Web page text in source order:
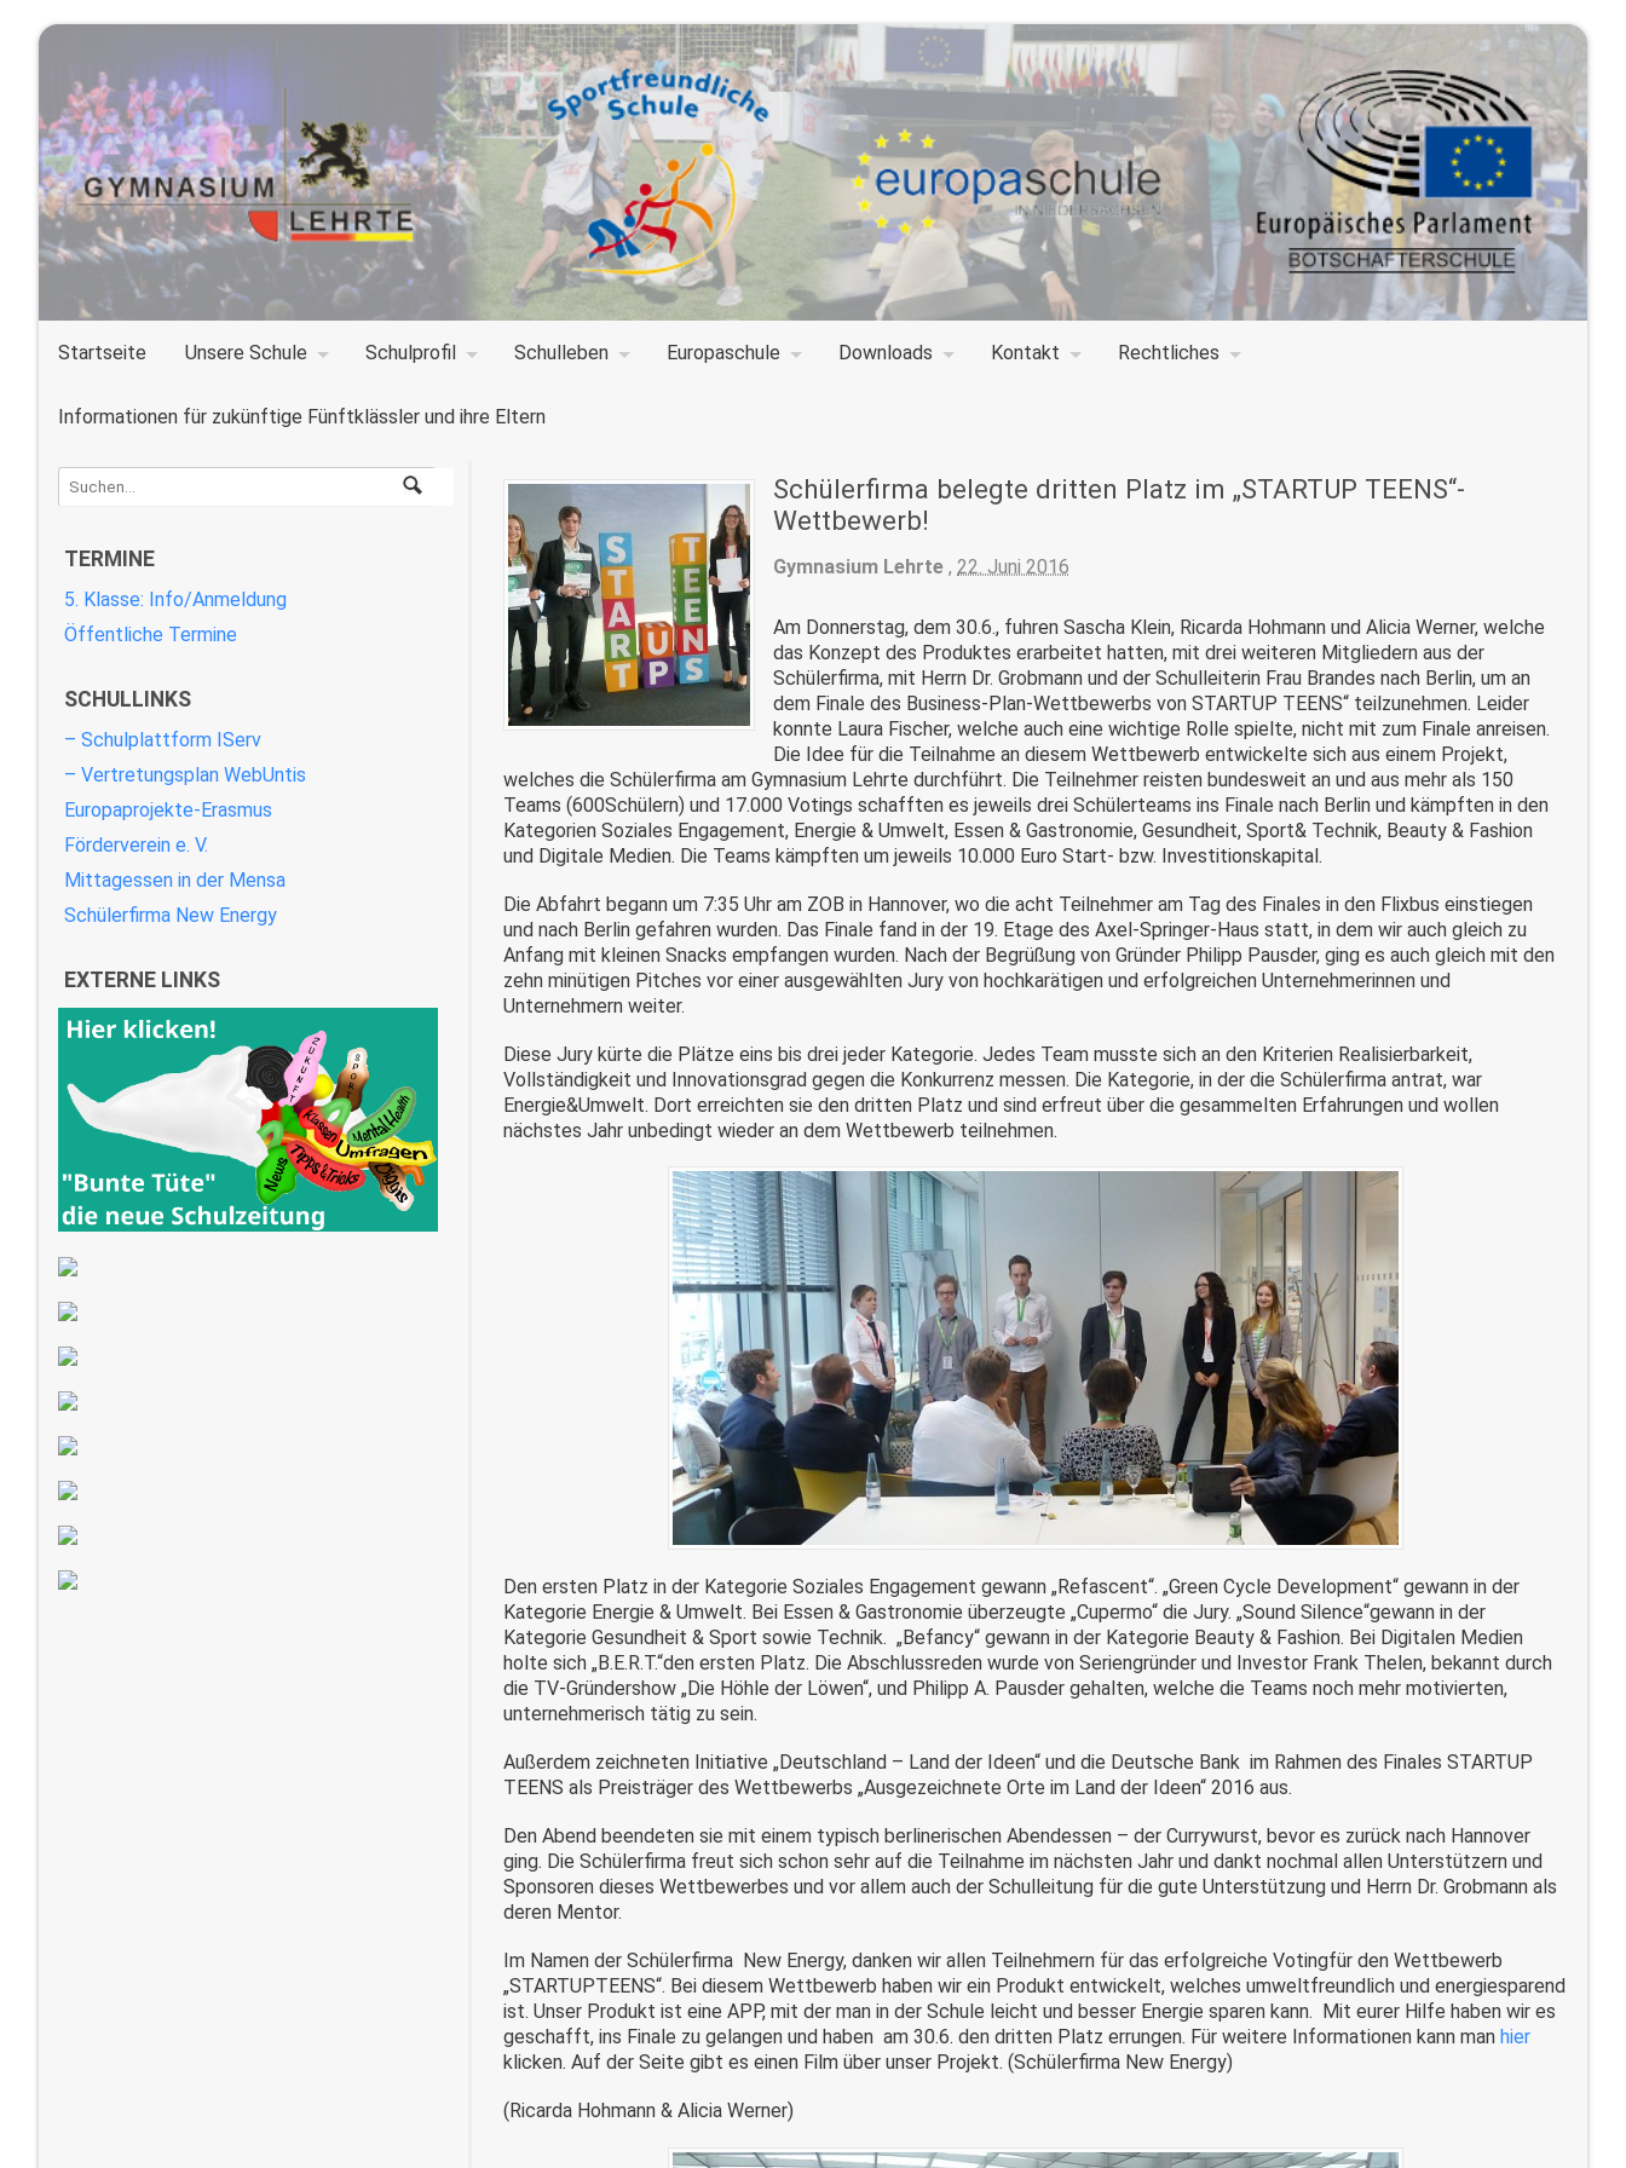
Startseite Unsere Schule Schulprofil Schulleben Europaschule Downloads Kontakt Rechtliches
Informationen für zukünftige Fünftklässler und ihre Eltern
Schülerfirma belegte dritten Platz im „STARTUP TEENS“-
Wettbewerb!
Gymnasium Lehrte ,22. Juni 2016
Am Donnerstag, dem 30.6., fuhren Sascha Klein, Ricarda Hohmann und Alicia Werner, welche
das Konzept des Produktes erarbeitet hatten, mit drei weiteren Mitgliedern aus der
Schülerfirma, mit Herrn Dr. Grobmann und der Schulleiterin Frau Brandes nach Berlin, um an
dem Finale des Business-Plan-Wettbewerbs von STARTUP TEENS“ teilzunehmen. Leider
konnte Laura Fischer, welche auch eine wichtige Rolle spielte, nicht mit zum Finale anreisen.
Die Idee für die Teilnahme an diesem Wettbewerb entwickelte sich aus einem Projekt,
welches die Schülerfirma am Gymnasium Lehrte durchführt. Die Teilnehmer reisten bundesweit an und aus mehr als 150
Teams (600Schülern) und 17.000 Votings schafften es jeweils drei Schülerteams ins Finale nach Berlin und kämpften in den
Kategorien Soziales Engagement, Energie & Umwelt, Essen & Gastronomie, Gesundheit, Sport& Technik, Beauty & Fashion
und Digitale Medien. Die Teams kämpften um jeweils 10.000 Euro Start- bzw. Investitionskapital.
Die Abfahrt begann um 7:35 Uhr am ZOB in Hannover, wo die acht Teilnehmer am Tag des Finales in den Flixbus einstiegen
und nach Berlin gefahren wurden. Das Finale fand in der 19. Etage des Axel-Springer-Haus statt, in dem wir auch gleich zu
Anfang mit kleinen Snacks empfangen wurden. Nach der Begrüßung von Gründer Philipp Pausder, ging es auch gleich mit den
zehn minütigen Pitches vor einer ausgewählten Jury von hochkarätigen und erfolgreichen Unternehmerinnen und
Unternehmern weiter.
Diese Jury kürte die Plätze eins bis drei jeder Kategorie. Jedes Team musste sich an den Kriterien Realisierbarkeit,
Vollständigkeit und Innovationsgrad gegen die Konkurrenz messen. Die Kategorie, in der die Schülerfirma antrat, war
Energie&Umwelt. Dort erreichten sie den dritten Platz und sind erfreut über die gesammelten Erfahrungen und wollen
nächstes Jahr unbedingt wieder an dem Wettbewerb teilnehmen.
Den ersten Platz in der Kategorie Soziales Engagement gewann „Refascent“. „Green Cycle Development“ gewann in der
Kategorie Energie & Umwelt. Bei Essen & Gastronomie überzeugte „Cupermo“ die Jury. „Sound Silence“gewann in der
Kategorie Gesundheit & Sport sowie Technik. „Befancy“ gewann in der Kategorie Beauty & Fashion. Bei Digitalen Medien
holte sich „B.E.R.T.“den ersten Platz. Die Abschlussreden wurde von Seriengründer und Investor Frank Thelen, bekannt durch
die TV-Gründershow „Die Höhle der Löwen“, und Philipp A. Pausder gehalten, welche die Teams noch mehr motivierten,
unternehmerisch tätig zu sein.
Außerdem zeichneten Initiative „Deutschland – Land der Ideen“ und die Deutsche Bank im Rahmen des Finales STARTUP
TEENS als Preisträger des Wettbewerbs „Ausgezeichnete Orte im Land der Ideen“ 2016 aus.
Den Abend beendeten sie mit einem typisch berlinerischen Abendessen – der Currywurst, bevor es zurück nach Hannover
ging. Die Schülerfirma freut sich schon sehr auf die Teilnahme im nächsten Jahr und dankt nochmal allen Unterstützern und
Sponsoren dieses Wettbewerbes und vor allem auch der Schulleitung für die gute Unterstützung und Herrn Dr. Grobmann als
deren Mentor.
Im Namen der Schülerfirma New Energy, danken wir allen Teilnehmern für das erfolgreiche Votingfür den Wettbewerb
„STARTUPTEENS“. Bei diesem Wettbewerb haben wir ein Produkt entwickelt, welches umweltfreundlich und energiesparend
ist. Unser Produkt ist eine APP, mit der man in der Schule leicht und besser Energie sparen kann. Mit eurer Hilfe haben wir es
geschafft, ins Finale zu gelangen und haben am 30.6. den dritten Platz errungen. Für weitere Informationen kann man hier
klicken. Auf der Seite gibt es einen Film über unser Projekt. (Schülerfirma New Energy)
(Ricarda Hohmann & Alicia Werner)
TERMINE
5. Klasse: Info/Anmeldung
Öffentliche Termine
SCHULLINKS
– Schulplattform IServ
– Vertretungsplan WebUntis
Europaprojekte-Erasmus
Förderverein e. V.
Mittagessen in der Mensa
Schülerfirma New Energy
EXTERNE LINKS